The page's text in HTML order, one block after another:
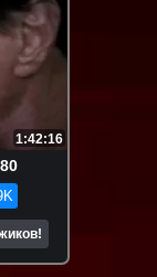
1:42:16